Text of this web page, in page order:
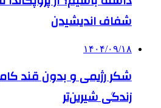
شفاف اندیشیدن
۱۴۰۴/۰۹/۱۸
شکر رژیمی و بدون قند
زندگی شیرین‌تر